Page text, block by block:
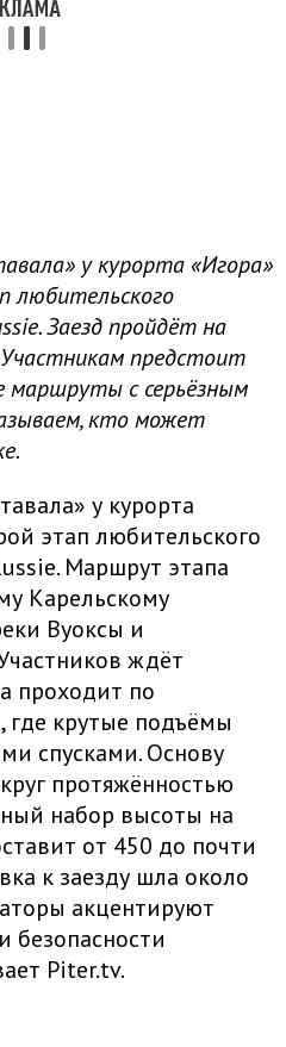
у курорта «Игора»
любительского
Заезд пройдёт на
предстоит
маршруты с серьёзным
кто может
у курорта
этап любительского
Маршрут этапа
Карельскому
Вуоксы и
ждёт
проходит по
где крутые подъёмы
спусками. Основу
протяжённостью
набор высоты на
от 450 до почти
к заезду шла около
акцентируют
безопасности
Piter.tv.